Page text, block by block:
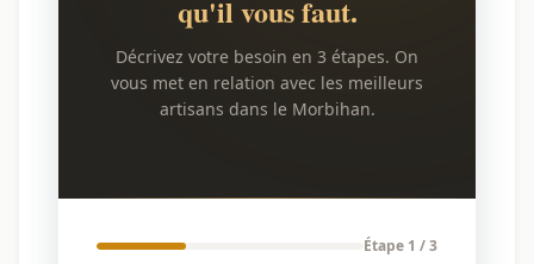
qu'il vous faut.
Décrivez votre besoin en 3 étapes. On
vous met en relation avec les meilleurs
artisans dans le Morbihan.
Étape 1 / 3